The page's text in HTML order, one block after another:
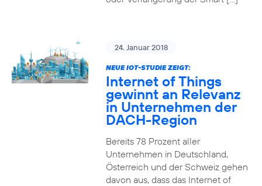
24. Januar 2018
NEUE IOT-STUDIE ZEIGT:
Internet of Things
gewinnt an Relevanz
in Unternehmen der
DACH-Region
Bereits 78 Prozent aller
Unternehmen in Deutschland,
Österreich und der Schweiz gehen
davon aus, dass das Internet of